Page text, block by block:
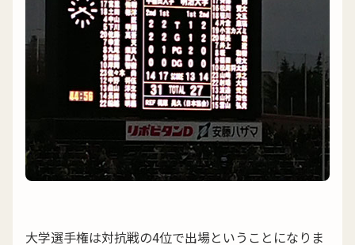
大学選手権は対抗戦の4位で出場ということになりま